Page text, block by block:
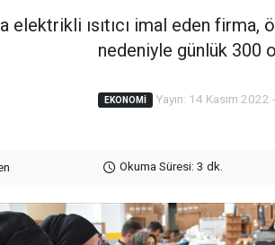
elektrikli ısıtıcı imal eden
nedeniyle günlük 300
EKONOMI Yayın: 14 Kasım
Okuma Süresi: 3 dk.